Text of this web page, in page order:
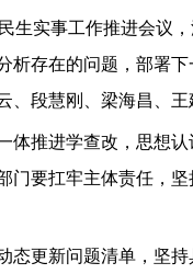
实事工作推进会议
存在的问题，部署
段慧刚、梁海昌、王
推进学查改，思想认
要扛牢主体责任，
新问题清单，坚持